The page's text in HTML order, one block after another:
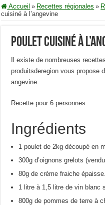
Accueil » Recettes régionales »
cuisiné à l’angevine
Poulet cuisiné à
Il existe de nombreuses
produitsderegion vous propose
angevine.
Recette pour 6 personnes.
Ingrédients
1 poulet de 2kg découpé en
300g d’oignons grelots
80g de crème fraiche épaisse.
1 litre à 1,5 litre de vin blanc
800g de pommes de terre à